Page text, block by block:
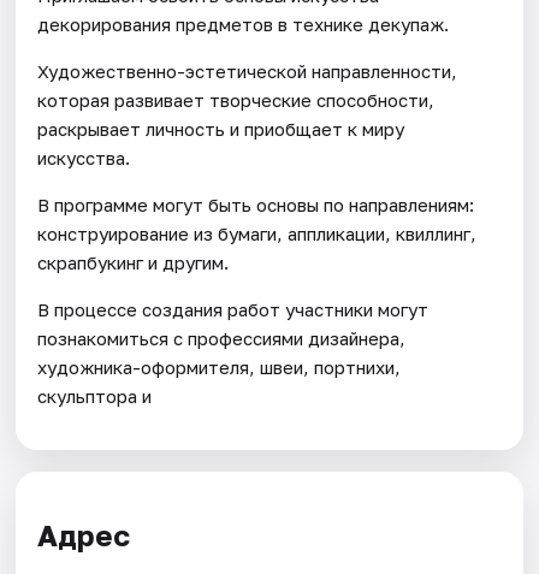
декорирования предметов в технике декупаж.
Художественно-эстетической направленности,
которая развивает творческие способности,
раскрывает личность и приобщает к миру
искусства.
В программе могут быть основы по направлениям:
конструирование из бумаги, аппликации, квиллинг,
скрапбукинг и другим.
В процессе создания работ участники могут
познакомиться с профессиями дизайнера,
художника-оформителя, швеи, портнихи,
скульптора и
Адрес